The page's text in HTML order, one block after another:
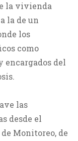
la vivienda
la de un
los
como
encargados del
las
desde el
Monitoreo, de